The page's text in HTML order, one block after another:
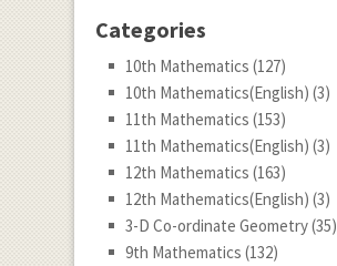
Categories
10th Mathematics (127)
10th Mathematics(English) (3)
11th Mathematics (153)
11th Mathematics(English) (3)
12th Mathematics (163)
12th Mathematics(English) (3)
3-D Co-ordinate Geometry(35)
9th Mathematics (132)